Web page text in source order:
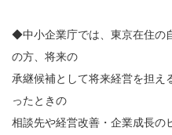
◆中小企業庁では、東京在住の
の方、将来の
承継候補として将来経営を担え
ったときの
相談先や経営改善・企業成長の